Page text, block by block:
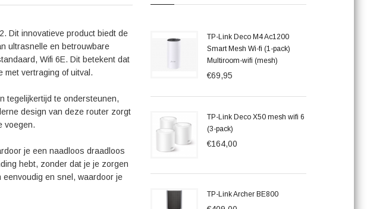
Dit innovatieve product biedt de
ultrasnelle en betrouwbare
Wifi 6E. Dit betekent dat
met vertraging of uitval.
tegelijkertijd te ondersteunen,
design van deze router zorgt
voegen.
je een naadloos draadloos
hebt, zonder dat je je zorgen
eenvoudig en snel, waardoor je
TP-Link Deco M4 Ac1200
Smart Mesh Wi-fi (1-pack)
Multiroom-wifi (mesh)
€69,95
TP-Link Deco X50 mesh wifi 6
(3-pack)
€164,00
TP-Link Archer BE800